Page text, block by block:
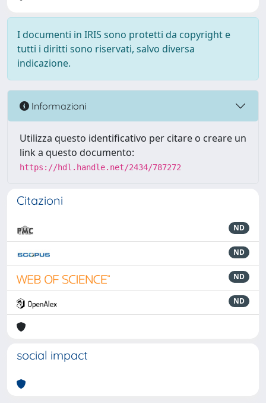
I documenti in IRIS sono protetti da copyright e
tutti i diritti sono riservati, salvo diversa
indicazione.
Informazioni
Utilizza questo identificativo per citare o creare un
link a questo documento:
https://hdl.handle.net/2434/787272
Citazioni
ND
ND
ND
ND
social impact